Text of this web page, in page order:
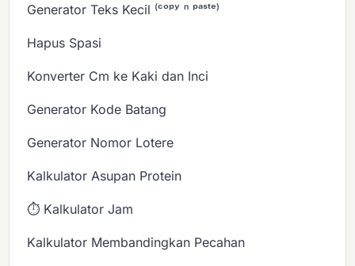
Generator Teks Kecil ⁽ᶜᵒᵖʸ ⁿ ᵖᵃˢᵗᵉ⁾
Hapus Spasi
Konverter Cm ke Kaki dan Inci
Generator Kode Batang
Generator Nomor Lotere
Kalkulator Asupan Protein
⏱️ Kalkulator Jam
Kalkulator Membandingkan Pecahan